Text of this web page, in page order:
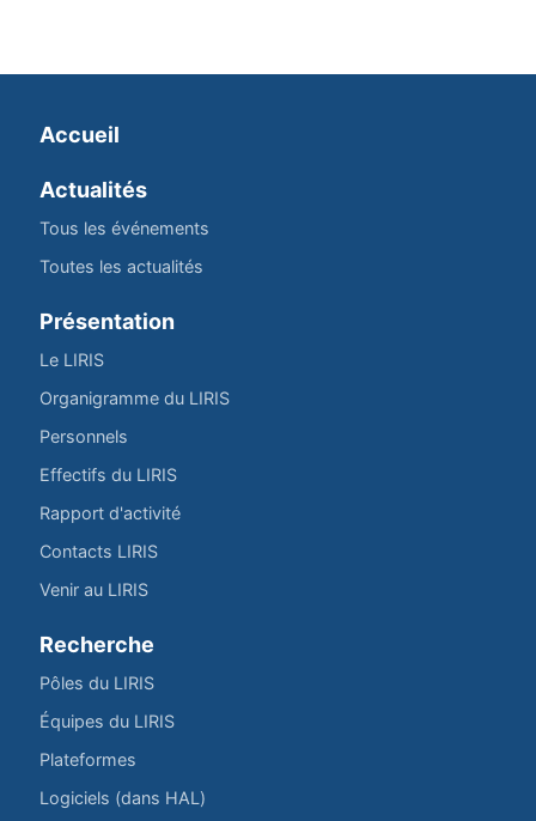
Accueil
Actualités
Tous les événements
Toutes les actualités
Présentation
Le LIRIS
Organigramme du LIRIS
Personnels
Effectifs du LIRIS
Rapport d'activité
Contacts LIRIS
Venir au LIRIS
Recherche
Pôles du LIRIS
Équipes du LIRIS
Plateformes
Logiciels (dans HAL)